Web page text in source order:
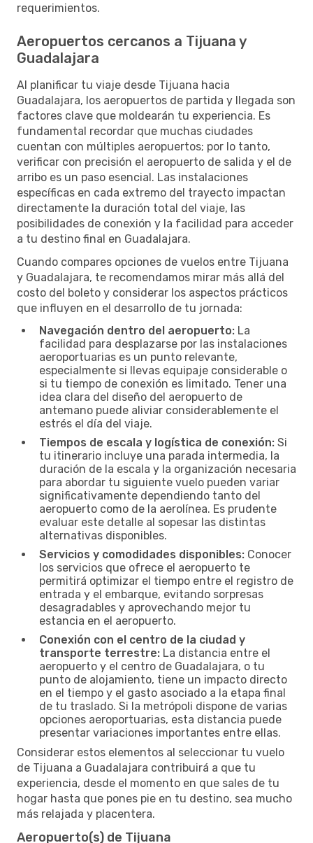
requerimientos.
Aeropuertos cercanos a Tijuana y
Guadalajara
Al planificar tu viaje desde Tijuana hacia
Guadalajara, los aeropuertos de partida y llegada son
factores clave que moldearán tu experiencia. Es
fundamental recordar que muchas ciudades
cuentan con múltiples aeropuertos; por lo tanto,
verificar con precisión el aeropuerto de salida y el de
arribo es un paso esencial. Las instalaciones
específicas en cada extremo del trayecto impactan
directamente la duración total del viaje, las
posibilidades de conexión y la facilidad para acceder
a tu destino final en Guadalajara.
Cuando compares opciones de vuelos entre Tijuana
y Guadalajara, te recomendamos mirar más allá del
costo del boleto y considerar los aspectos prácticos
que influyen en el desarrollo de tu jornada:
Navegación dentro del aeropuerto: La
facilidad para desplazarse por las instalaciones
aeroportuarias es un punto relevante,
especialmente si llevas equipaje considerable o
si tu tiempo de conexión es limitado. Tener una
idea clara del diseño del aeropuerto de
antemano puede aliviar considerablemente el
estrés el día del viaje.
Tiempos de escala y logística de conexión: Si
tu itinerario incluye una parada intermedia, la
duración de la escala y la organización necesaria
para abordar tu siguiente vuelo pueden variar
significativamente dependiendo tanto del
aeropuerto como de la aerolínea. Es prudente
evaluar este detalle al sopesar las distintas
alternativas disponibles.
Servicios y comodidades disponibles: Conocer
los servicios que ofrece el aeropuerto te
permitirá optimizar el tiempo entre el registro de
entrada y el embarque, evitando sorpresas
desagradables y aprovechando mejor tu
estancia en el aeropuerto.
Conexión con el centro de la ciudad y
transporte terrestre: La distancia entre el
aeropuerto y el centro de Guadalajara, o tu
punto de alojamiento, tiene un impacto directo
en el tiempo y el gasto asociado a la etapa final
de tu traslado. Si la metrópoli dispone de varias
opciones aeroportuarias, esta distancia puede
presentar variaciones importantes entre ellas.
Considerar estos elementos al seleccionar tu vuelo
de Tijuana a Guadalajara contribuirá a que tu
experiencia, desde el momento en que sales de tu
hogar hasta que pones pie en tu destino, sea mucho
más relajada y placentera.
Aeropuerto(s) de Tijuana